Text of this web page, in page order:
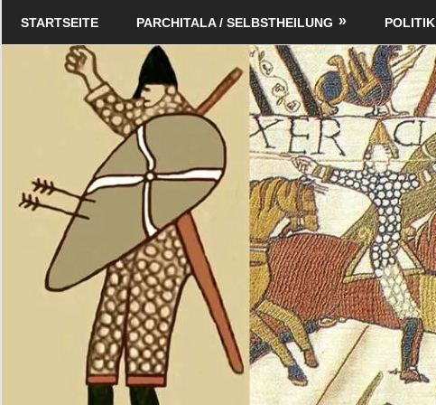
Schildverlag
STARTSEITE PARCHITALA / SELBSTHEILUNG POLITIK